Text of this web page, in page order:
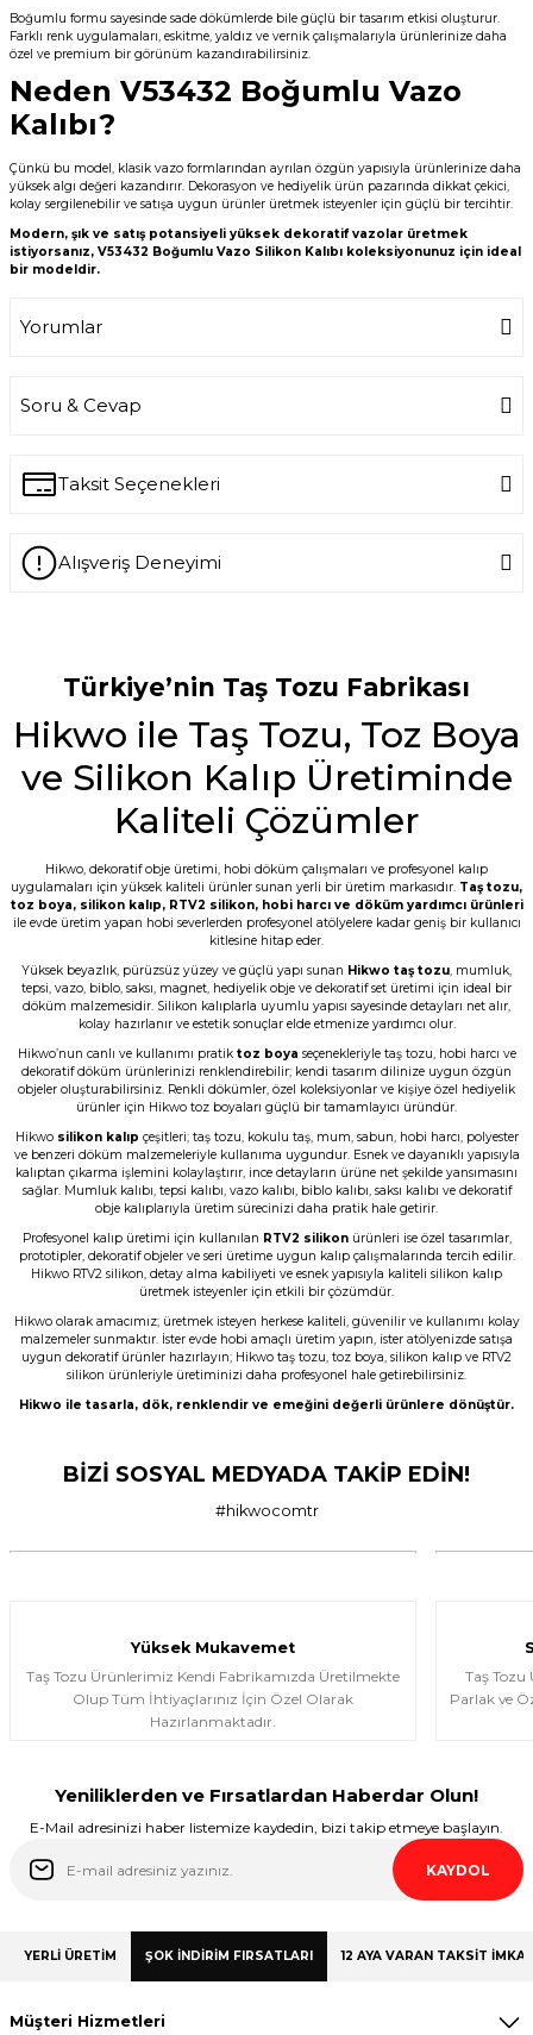
Boğumlu formu sayesinde sade dökümlerde bile güçlü bir tasarım etkisi oluşturur.
Farklı renk uygulamaları, eskitme, yaldız ve vernik çalışmalarıyla ürünlerinize daha
özel ve premium bir görünüm kazandırabilirsiniz.
Neden V53432 Boğumlu Vazo
Kalıbı?
Çünkü bu model, klasik vazo formlarından ayrılan özgün yapısıyla ürünlerinize daha
yüksek algı değeri kazandırır. Dekorasyon ve hediyelik ürün pazarında dikkat çekici,
kolay sergilenebilir ve satışa uygun ürünler üretmek isteyenler için güçlü bir tercihtir.
Modern, şık ve satış potansiyeli yüksek dekoratif vazolar üretmek
istiyorsanız, V53432 Boğumlu Vazo Silikon Kalıbı koleksiyonunuz için ideal
bir modeldir.
Yorumlar
Soru & Cevap
Ürün hakkında henüz soru sorulmamış.
Ask a Question
Taksit Seçenekleri
Alışveriş Deneyimi
tozunun kalitesi nasıl çıkacak???
E... M... | 18/07/2026
Öncelikle ürünü çok beğendim. Sipariş ve
ile bilgilendirme geldi. Kargo ďa çabuk
ulaştı. Tozların 5 er kilo paketlenmesi çok
G... D... | 19/06/2026
Taş tozu çok iyi kusursuz ürün elde
ediliyor sevkiyat hızlı
B... A... | 03/06/2026
Memnun kaldım, Ürün gerçekten harika
N... E... | 01/06/2026
Çok başarılı gerçekten.
N... E... | 01/06/2026
Ürün çok güzel hediye için teşekkür
ederim
Firmanın hizmet ve iletişiminden
memnunum
A... G... | 21/04/2026
Taş tozu rengi ve dokusu çok güzel ,
Halema Elyasen | 19/01/2026
Türkiye’nin Taş Tozu Fabrikası
Hikwo ile Taş Tozu, Toz Boya
ve Silikon Kalıp Üretiminde
Kaliteli Çözümler
Hikwo, dekoratif obje üretimi, hobi döküm çalışmaları ve profesyonel kalıp
uygulamaları için yüksek kaliteli ürünler sunan yerli bir üretim markasıdır. Taş tozu,
toz boya, silikon kalıp, RTV2 silikon, hobi harcı ve döküm yardımcı ürünleri
ile evde üretim yapan hobi severlerden profesyonel atölyelere kadar geniş bir kullanıcı
kitlesine hitap eder.
Yüksek beyazlık, pürüzsüz yüzey ve güçlü yapı sunan Hikwo taş tozu, mumluk,
tepsi, vazo, biblo, saksı, magnet, hediyelik obje ve dekoratif set üretimi için ideal bir
döküm malzemesidir. Silikon kalıplarla uyumlu yapısı sayesinde detayları net alır,
kolay hazırlanır ve estetik sonuçlar elde etmenize yardımcı olur.
Hikwo’nun canlı ve kullanımı pratik toz boya seçenekleriyle taş tozu, hobi harcı ve
dekoratif döküm ürünlerinizi renklendirebilir; kendi tasarım dilinize uygun özgün
objeler oluşturabilirsiniz. Renkli dökümler, özel koleksiyonlar ve kişiye özel hediyelik
ürünler için Hikwo toz boyaları güçlü bir tamamlayıcı üründür.
Hikwo silikon kalıp çeşitleri; taş tozu, kokulu taş, mum, sabun, hobi harcı, polyester
ve benzeri döküm malzemeleriyle kullanıma uygundur. Esnek ve dayanıklı yapısıyla
kalıptan çıkarma işlemini kolaylaştırır, ince detayların ürüne net şekilde yansımasını
sağlar. Mumluk kalıbı, tepsi kalıbı, vazo kalıbı, biblo kalıbı, saksı kalıbı ve dekoratif
obje kalıplarıyla üretim sürecinizi daha pratik hale getirir.
Profesyonel kalıp üretimi için kullanılan RTV2 silikonürünleri ise özel tasarımlar,
prototipler, dekoratif objeler ve seri üretime uygun kalıp çalışmalarında tercih edilir.
Hikwo RTV2 silikon, detay alma kabiliyeti ve esnek yapısıyla kaliteli silikon kalıp
üretmek isteyenler için etkili bir çözümdür.
Hikwo olarak amacımız; üretmek isteyen herkese kaliteli, güvenilir ve kullanımı kolay
malzemeler sunmaktır. İster evde hobi amaçlı üretim yapın, ister atölyenizde satışa
uygun dekoratif ürünler hazırlayın; Hikwo taş tozu, toz boya, silikon kalıp ve RTV2
silikon ürünleriyle üretiminizi daha profesyonel hale getirebilirsiniz.
Hikwo ile tasarla, dök, renklendir ve emeğini değerli ürünlere dönüştür.
BİZİ SOSYAL MEDYADA TAKİP EDİN!
#hikwocomtr
Yüksek Mukavemet
Taş Tozu Ürünlerimiz Kendi Fabrikamızda Üretilmekte
Olup Tüm İhtiyaçlarınız İçin Özel Olarak
Hazırlanmaktadır.
Taş
Parlak ve
Yeniliklerden ve Fırsatlardan Haberdar Olun!
E-Mail adresinizi haber listemize kaydedin, bizi takip etmeye başlayın.
KAYDOL
YERLİ ÜRETİM ŞOK İNDİRİM FIRSATLARI 12 AYA VARAN TAKSİT
Müşteri Hizmetleri